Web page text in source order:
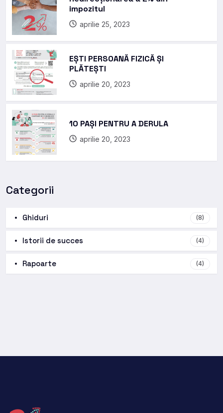
impozitul
aprilie 25, 2023
EȘTI PERSOANĂ FIZICĂ ȘI
PLĂTEȘTI
aprilie 20, 2023
10 PAȘI PENTRU A DERULA
aprilie 20, 2023
Categorii
Ghiduri (8)
Istorii de succes (4)
Rapoarte (4)